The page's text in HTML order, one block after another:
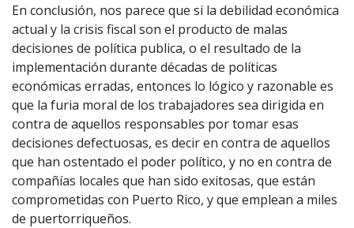
En conclusión, nos parece que si la debilidad económica
actual y la crisis fiscal son el producto de malas
decisiones de política publica, o el resultado de la
implementación durante décadas de políticas
económicas erradas, entonces lo lógico y razonable es
que la furia moral de los trabajadores sea dirigida en
contra de aquellos responsables por tomar esas
decisiones defectuosas, es decir en contra de aquellos
que han ostentado el poder político, y no en contra de
compañías locales que han sido exitosas, que están
comprometidas con Puerto Rico, y que emplean a miles
de puertorriqueños.